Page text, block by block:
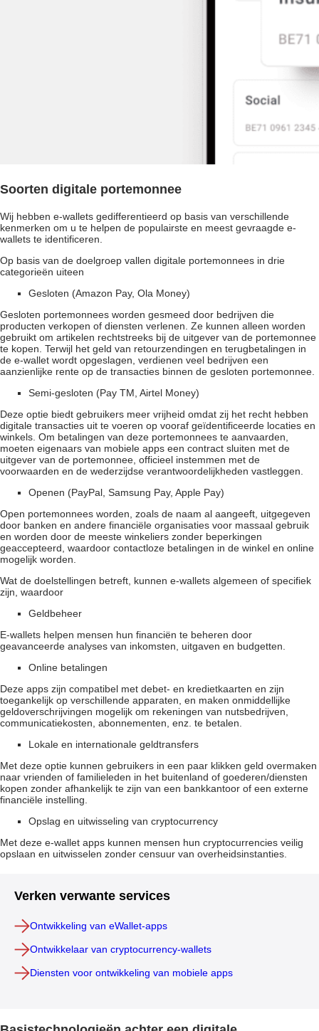
Soorten digitale portemonnee
Wij hebben e-wallets gedifferentieerd op basis van verschillende
kenmerken om u te helpen de populairste en meest gevraagde e-
wallets te identificeren.
Op basis van de doelgroep vallen digitale portemonnees in drie
categorieën uiteen
Gesloten (Amazon Pay, Ola Money)
Gesloten portemonnees worden gesmeed door bedrijven die
producten verkopen of diensten verlenen. Ze kunnen alleen worden
gebruikt om artikelen rechtstreeks bij de uitgever van de portemonnee
te kopen. Terwijl het geld van retourzendingen en terugbetalingen in
de e-wallet wordt opgeslagen, verdienen veel bedrijven een
aanzienlijke rente op de transacties binnen de gesloten portemonnee.
Semi-gesloten (Pay TM, Airtel Money)
Deze optie biedt gebruikers meer vrijheid omdat zij het recht hebben
digitale transacties uit te voeren op vooraf geïdentificeerde locaties en
winkels. Om betalingen van deze portemonnees te aanvaarden,
moeten eigenaars van mobiele apps een contract sluiten met de
uitgever van de portemonnee, officieel instemmen met de
voorwaarden en de wederzijdse verantwoordelijkheden vastleggen.
Openen (PayPal, Samsung Pay, Apple Pay)
Open portemonnees worden, zoals de naam al aangeeft, uitgegeven
door banken en andere financiële organisaties voor massaal gebruik
en worden door de meeste winkeliers zonder beperkingen
geaccepteerd, waardoor contactloze betalingen in de winkel en online
mogelijk worden.
Wat de doelstellingen betreft, kunnen e-wallets algemeen of specifiek
zijn, waardoor
Geldbeheer
E-wallets helpen mensen hun financiën te beheren door
geavanceerde analyses van inkomsten, uitgaven en budgetten.
Online betalingen
Deze apps zijn compatibel met debet- en kredietkaarten en zijn
toegankelijk op verschillende apparaten, en maken onmiddellijke
geldoverschrijvingen mogelijk om rekeningen van nutsbedrijven,
communicatiekosten, abonnementen, enz. te betalen.
Lokale en internationale geldtransfers
Met deze optie kunnen gebruikers in een paar klikken geld overmaken
naar vrienden of familieleden in het buitenland of goederen/diensten
kopen zonder afhankelijk te zijn van een bankkantoor of een externe
financiële instelling.
Opslag en uitwisseling van cryptocurrency
Met deze e-wallet apps kunnen mensen hun cryptocurrencies veilig
opslaan en uitwisselen zonder censuur van overheidsinstanties.
Verken verwante services
Ontwikkeling van eWallet-apps
Ontwikkelaar van cryptocurrency-wallets
Diensten voor ontwikkeling van mobiele apps